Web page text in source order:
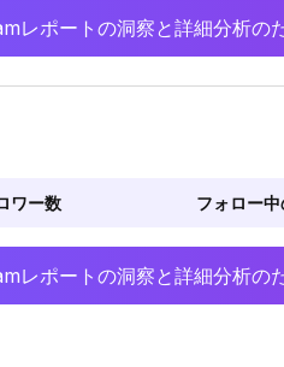
レポートの洞察と詳細分析の
ワー数 フォロー
レポートの洞察と詳細分析の